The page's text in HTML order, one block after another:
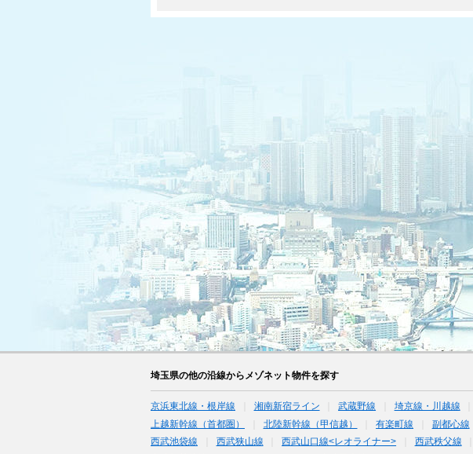
埼玉県の他の沿線からメゾネット物件を探す
京浜東北線・根岸線 湘南新宿ライン 武蔵野線 埼京線・川越線
上越新幹線（首都圏）
北陸新幹線（甲信越） 有楽町線 副都心線
西武池袋線
西武狭山線 西武山口線<レオライナー> 西武秩父線